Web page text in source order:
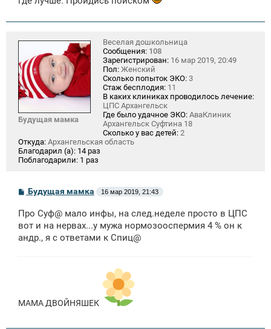
Будущая мамка
Веселая дошкольница
Сообщения: 108
Зарегистрирован: 16 мар 2019, 20:49
Пол: Женский
Сколько попыток ЭКО: 3
Стаж бесплодия: 11
В каких клиниках проводилось лечение:
ЦПС Архангельск
Где было удачное ЭКО: АваКлиник
Архангельск Суфтина 18
Сколько у вас детей: 2
Откуда: Архангельская область
Благодарил (а): 14 раз
Поблагодарили: 1 раз
С
б
щ
н
Будущая мамка 16 мар 2019, 21:43
Про Суф@ мало инфы, на след.неделе просто в ЦПС
вот и на нервах...у мужа нормозооспермия 4 % он к
андр., я с ответами к Спиц@
МАМА ДВОЙНЯШЕК